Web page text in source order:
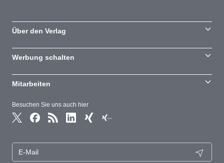
Besuchen Sie uns auch hier
Über den Verlag
Werbung schalten
Mitarbeiten